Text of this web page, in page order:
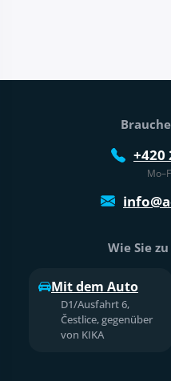
Fußtext der
+420
Wie Sie
Mit dem Auto
D1/Ausfahrt 6,
Čestlice, gegenüber
von KIKA